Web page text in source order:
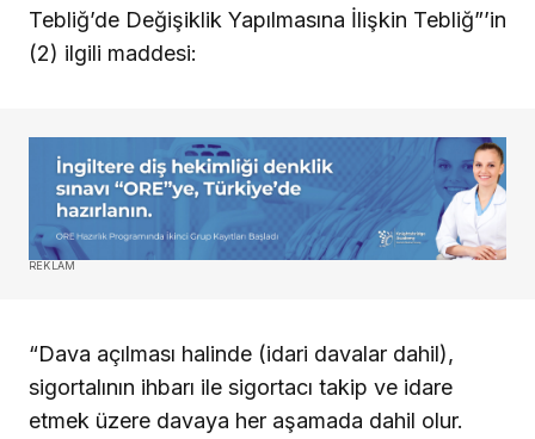
Tebliğ’de Değişiklik Yapılmasına İlişkin Tebliğ”’in
(2) ilgili maddesi:
REKLAM
“Dava açılması halinde (idari davalar dahil),
sigortalının ihbarı ile sigortacı takip ve idare
etmek üzere davaya her aşamada dahil olur.